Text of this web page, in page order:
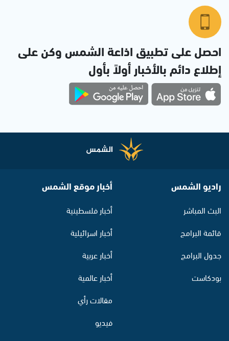
احصل على تطبيق اذاعة الشمس وكن على
إطلاع دائم بالأخبار أولاً بأول
راديو الشمس
البث المباشر
قائمة البرامج
جدول البرامج
بودكاست
أخبار موقع الشمس
أخبار فلسطينية
أخبار اسرائيلية
أخبار عربية
أخبار عالمية
مقالات رأي
فيديو